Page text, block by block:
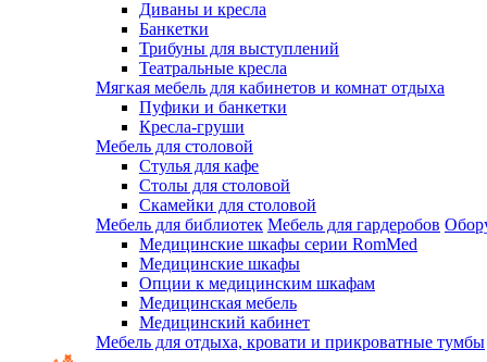
Диваны и кресла
Банкетки
Трибуны для выступлений
Театральные кресла
Мягкая мебель для кабинетов и комнат отдыха
Пуфики и банкетки
Кресла-груши
Мебель для столовой
Cтулья для кафе
Cтолы для столовой
Скамейки для столовой
Мебель для библиотек Мебель для гардеробов
Медицинские шкафы серии RomMed
Медицинские шкафы
Опции к медицинским шкафам
Медицинская мебель
Медицинский кабинет
Мебель для отдыха, кровати и прикроватные тумбы